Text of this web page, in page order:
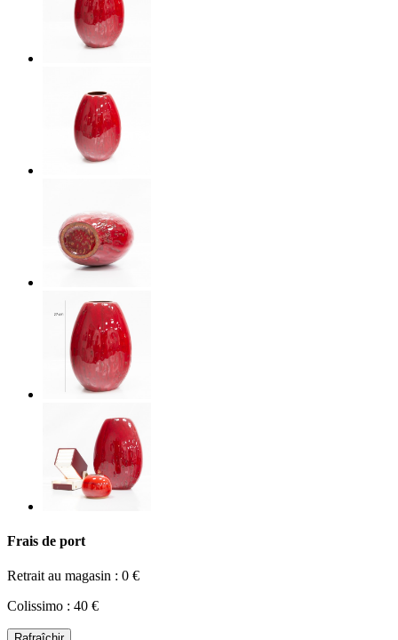
Frais de port
Retrait au magasin : 0 €
Colissimo : 40 €